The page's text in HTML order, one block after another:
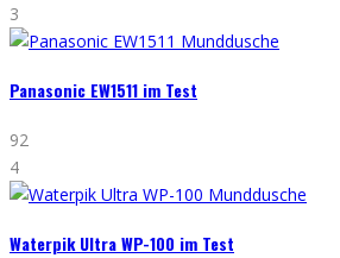
3
Panasonic EW1511 im Test
92
4
Waterpik Ultra WP-100 im Test